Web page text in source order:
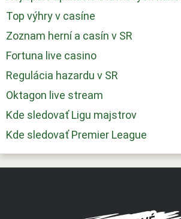
Top výhry v casíne
Zoznam herní a casín v SR
Fortuna live casino
Regulácia hazardu v SR
Oktagon live stream
Kde sledovať Ligu majstrov
Kde sledovať Premier League